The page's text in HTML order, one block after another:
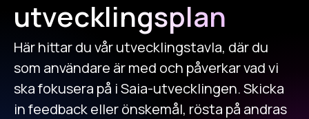
utvecklingsplan
Här hittar du vår utvecklingstavla, där du
som användare är med och påverkar vad vi
ska fokusera på i Saia-utvecklingen. Skicka
in feedback eller önskemål, rösta på andras